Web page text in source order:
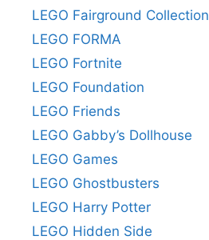
LEGO Fairground Collection
LEGO FORMA
LEGO Fortnite
LEGO Foundation
LEGO Friends
LEGO Gabby’s Dollhouse
LEGO Games
LEGO Ghostbusters
LEGO Harry Potter
LEGO Hidden Side